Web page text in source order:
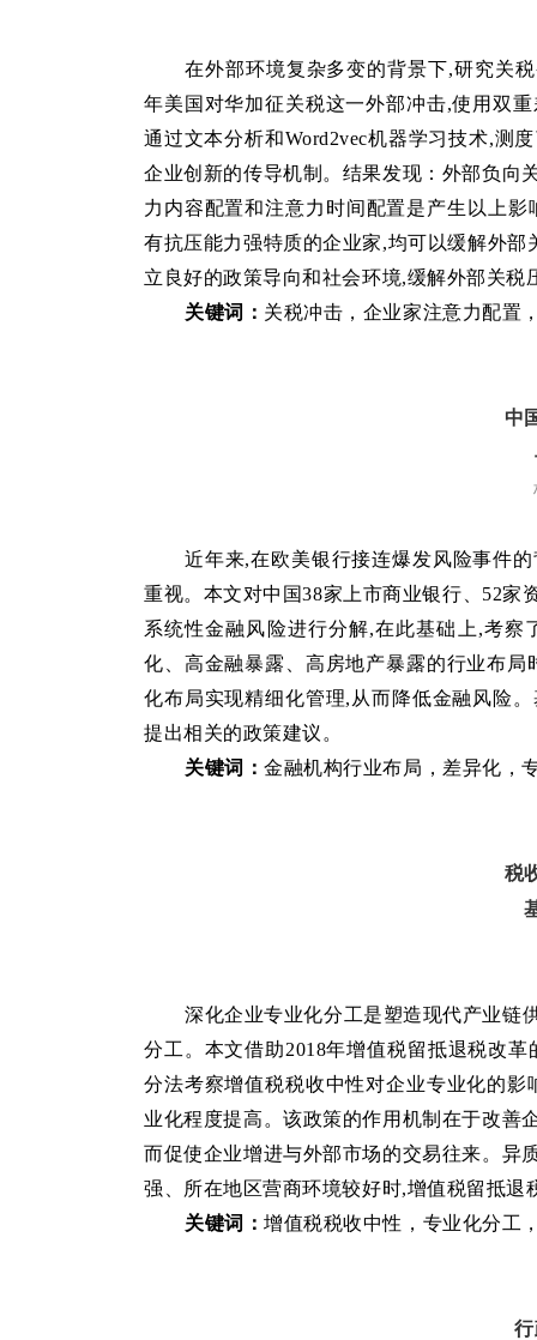
在外部环境复杂多变的背景下,研究关
年美国对华加征关税这一外部冲击,使用双
通过文本分析和Word2vec机器学习技术,测
企业创新的传导机制。结果发现：外部负向
力内容配置和注意力时间配置是产生以上
有抗压能力强特质的企业家,均可以缓解外
立良好的政策导向和社会环境,缓解外部关
关键词： 关税冲击 ， 企业家注意力配置
中
近年来,在欧美银行接连爆发风险事件
重视。本文对中国38家上市商业银行、52家
系统性金融风险进行分解,在此基础上,考
化、高金融暴露、高房地产暴露的行业布
化布局实现精细化管理,从而降低金融风险
提出相关的政策建议。
关键词：金融机构行业布局 ， 差异化 ，
税
深化企业专业化分工是塑造现代产业链
分工。本文借助2018年增值税留抵退税改
分法考察增值税税收中性对企业专业化的
业化程度提高。该政策的作用机制在于改善
而促使企业增进与外部市场的交易往来。异
强、所在地区营商环境较好时,增值税留抵退
关键词：增值税税收中性 ， 专业化分工